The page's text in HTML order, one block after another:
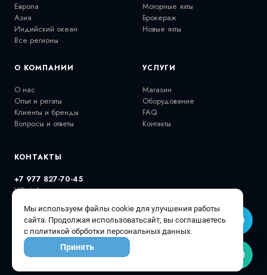
Европа
Азия
Индийский океан
Все регионы
Моторные яхты
Брокераж
Новые яхты
О КОМПАНИИ
О нас
Опыт и регаты
Клиенты и бренды
Вопросы и ответы
УСЛУГИ
Магазин
Оборудование
FAQ
Контакты
КОНТАКТЫ
+7 977 827-70-45
WhatsApp
@extremalovyachts
© 2026 Extremalov Group •
Мы используем файлы cookie для улучшения работы
сайта. Продолжая использоватьсайт, вы соглашаетесь
с политикой обрботки персональных данных.
Принять